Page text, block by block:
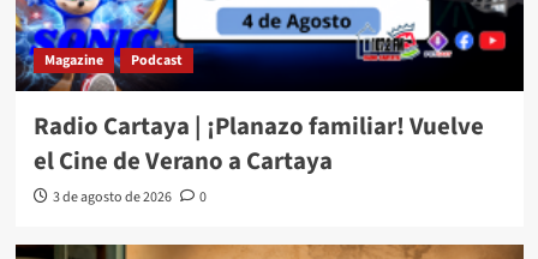
Magazine Podcast
Radio Cartaya | ¡Planazo familiar! Vuelve
el Cine de Verano a Cartaya
3 de agosto de 2026 0